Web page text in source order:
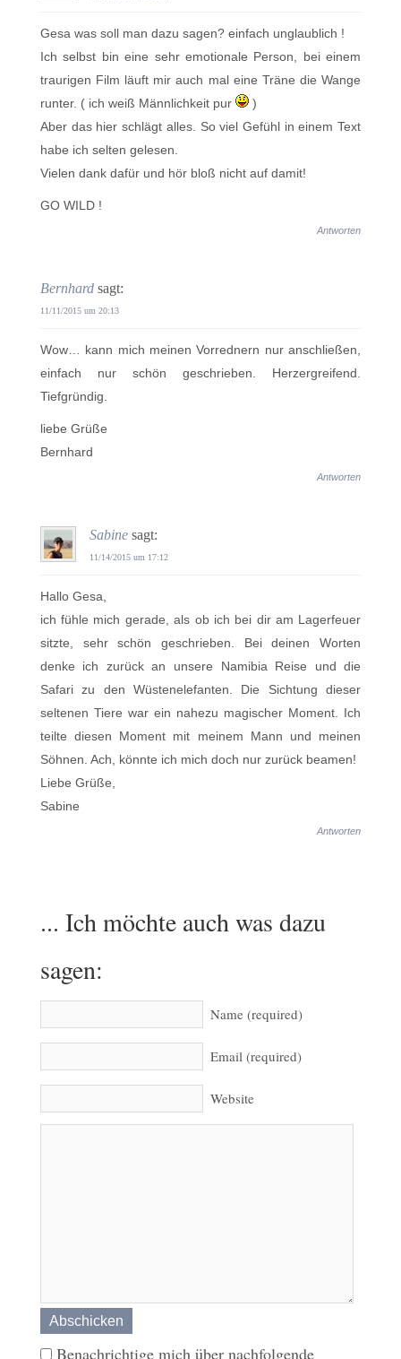
Gesa was soll man dazu sagen? einfach unglaublich !
Ich selbst bin eine sehr emotionale Person, bei einem
traurigen Film läuft mir auch mal eine Träne die Wange
runter. ( ich weiß Männlichkeit pur
)
Aber das hier schlägt alles. So viel Gefühl in einem Text
habe ich selten gelesen.
Vielen dank dafür und hör bloß nicht auf damit!
GO WILD !
Antworten
Bernhard sagt:
11/11/2015 um 20:13
Wow… kann mich meinen Vorrednern nur anschließen,
einfach nur schön geschrieben. Herzergreifend.
Tiefgründig.
liebe Grüße
Bernhard
Antworten
Sabine sagt:
11/14/2015 um 17:12
Hallo Gesa,
ich fühle mich gerade, als ob ich bei dir am Lagerfeuer
sitzte, sehr schön geschrieben. Bei deinen Worten
denke ich zurück an unsere Namibia Reise und die
Safari zu den Wüstenelefanten. Die Sichtung dieser
seltenen Tiere war ein nahezu magischer Moment. Ich
teilte diesen Moment mit meinem Mann und meinen
Söhnen. Ach, könnte ich mich doch nur zurück beamen!
Liebe Grüße,
Sabine
Antworten
... Ich möchte auch was dazu
sagen:
Name (required)
Email (required)
Website
Benachrichtige mich über nachfolgende